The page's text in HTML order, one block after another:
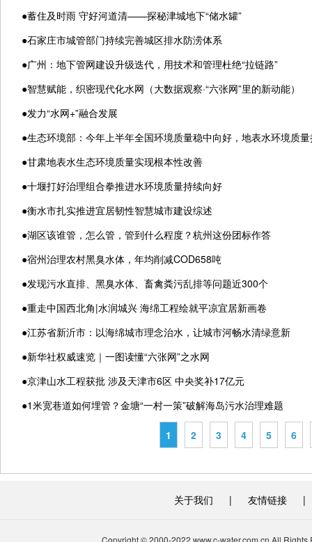
●蓄住及时雨 守好河道清——探秘津城地下“储水罐”
●石家庄市城管部门持续完善城区排水防涝体系
●广州：地下管网建设升级迭代，用技术和管理杜绝“拉链路”
●智慧赋能，织密现代化水网（大数据观察·“六张网”里的新动能）
●发力“水网+”融合发展
●生态环境部：今年上半年全国环境质量稳中向好，地表水环境质
●甘肃地表水生态环境质量实现根本性改善
●十堰打好治理组合拳推进水环境质量持续向好
●衡水市扎实推进宜居韧性智慧城市建设综述
●湖区该谁管，怎么管，管到什么程度？杭州这份团标作答
●宿州治理农村黑臭水体，年均削减COD658吨
●发现污水直排、黑臭水体、畜禽粪污乱排等问题近300个
●重走中国西北角|水润城兴 海绵工程绘就平凉宜居新画卷
●江苏省新沂市：以海绵城市理念治水，让城市河畅水清绿意新
●新华社权威速览｜一图读懂“六张网”之水网
●京津山水工程获批 涉及天津市6区 中央奖补17亿元
●1米宽巷道如何埋管？金塘“一村一策”破解海岛污水治理难题
1 2 3 4 5 6
关于我们 | 友情链接 |
Copyright © 2000-2022 www.c-water.com.cn All